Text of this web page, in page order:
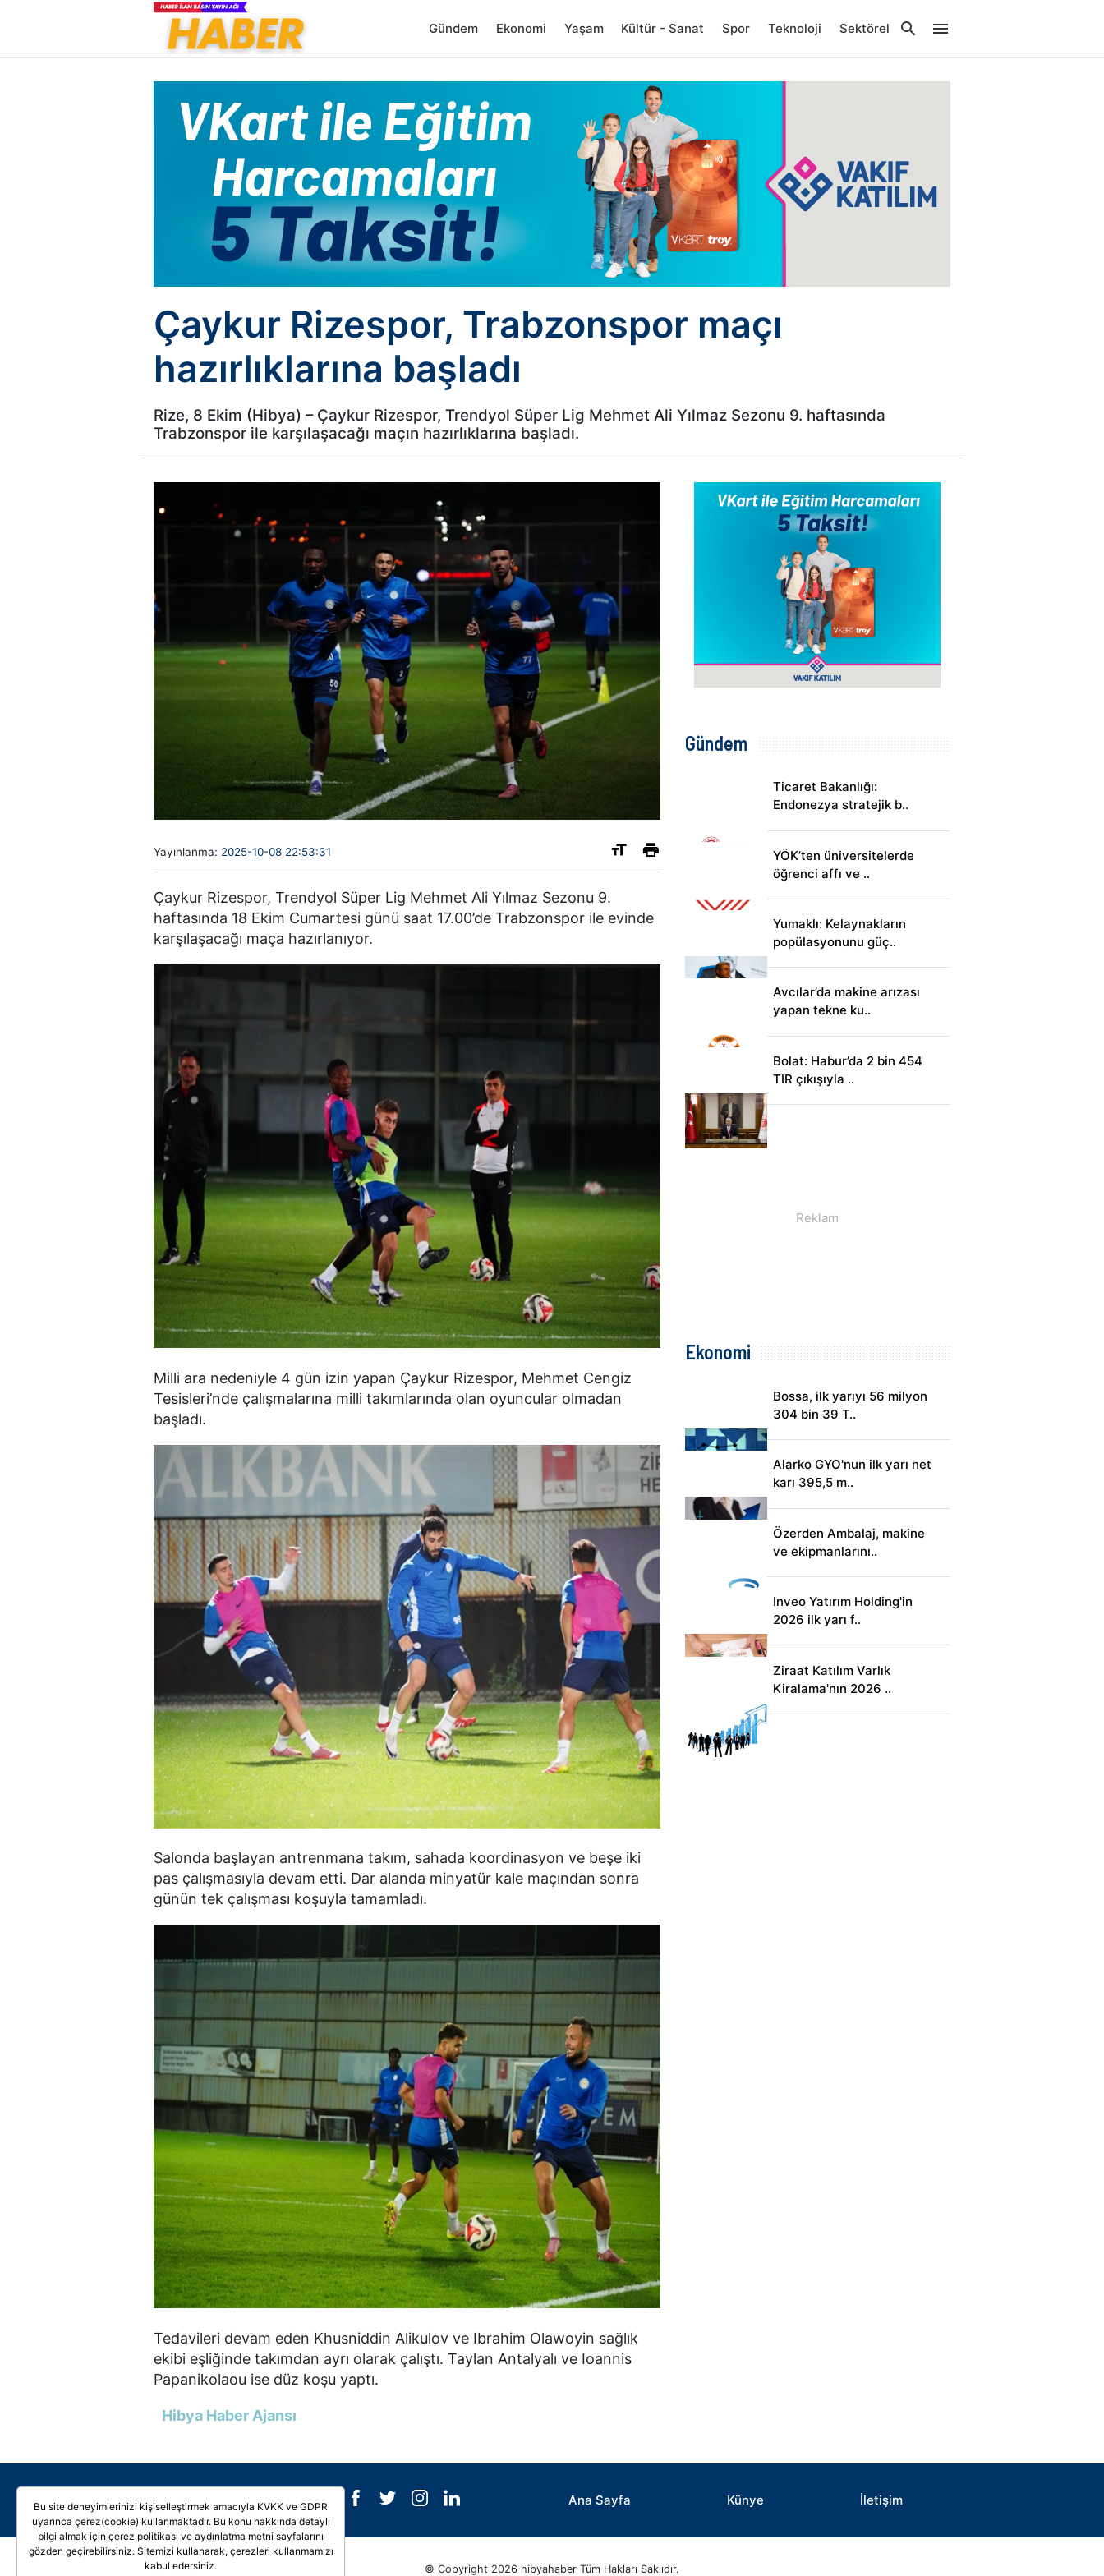
Gündem Ekonomi Yaşam Kültür - Sanat Spor Teknoloji Sektörel
Çaykur Rizespor, Trabzonspor maçı
hazırlıklarına başladı
Rize, 8 Ekim (Hibya) – Çaykur Rizespor, Trendyol Süper Lig Mehmet Ali Yılmaz Sezonu 9. haftasında
Trabzonspor ile karşılaşacağı maçın hazırlıklarına başladı.
Yayınlanma: 2025-10-08 22:53:31
Çaykur Rizespor, Trendyol Süper Lig Mehmet Ali Yılmaz Sezonu 9.
haftasında 18 Ekim Cumartesi günü saat 17.00’de Trabzonspor ile evinde
karşılaşacağı maça hazırlanıyor.
Milli ara nedeniyle 4 gün izin yapan Çaykur Rizespor, Mehmet Cengiz
Tesisleri’nde çalışmalarına milli takımlarında olan oyuncular olmadan
başladı.
Salonda başlayan antrenmana takım, sahada koordinasyon ve beşe iki
pas çalışmasıyla devam etti. Dar alanda minyatür kale maçından sonra
günün tek çalışması koşuyla tamamladı.
Tedavileri devam eden Khusniddin Alikulov ve Ibrahim Olawoyin sağlık
ekibi eşliğinde takımdan ayrı olarak çalıştı. Taylan Antalyalı ve Ioannis
Papanikolaou ise düz koşu yaptı.
Hibya Haber Ajansı
Gündem
Ticaret Bakanlığı:
Endonezya stratejik b..
YÖK’ten üniversitelerde
öğrenci affı ve ..
Yumaklı: Kelaynakların
popülasyonunu güç..
Avcılar’da makine arızası
yapan tekne ku..
Bolat: Habur’da 2 bin 454
TIR çıkışıyla ..
Ekonomi
Bossa, ilk yarıyı 56 milyon
304 bin 39 T..
Alarko GYO'nun ilk yarı net
karı 395,5 m..
Özerden Ambalaj, makine
ve ekipmanlarını..
Inveo Yatırım Holding'in
2026 ilk yarı f..
Ziraat Katılım Varlık
Kiralama'nın 2026 ..
Galeri Video Ana Sayfa Künye İletişim
© Copyright 2026 hibyahaber Tüm Hakları Saklıdır.
Bu site deneyimlerinizi kişiselleştirmek amacıyla KVKK ve GDPR
uyarınca çerez(cookie) kullanmaktadır. Bu konu hakkında detaylı
bilgi almak için çerez politikası ve aydınlatma metni sayfalarını
gözden geçirebilirsiniz. Sitemizi kullanarak, çerezleri kullanmamızı
kabul edersiniz.